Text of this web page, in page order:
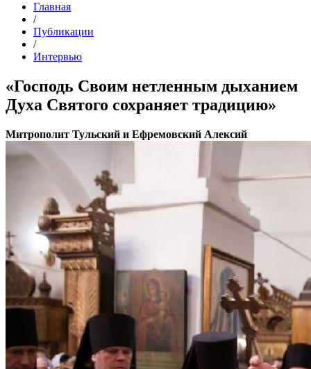
Главная
/
Публикации
/
Интервью
«Господь Своим нетленным дыханием
Духа Святого сохраняет традицию»
Митрополит Тульский и Ефремовский Алексий